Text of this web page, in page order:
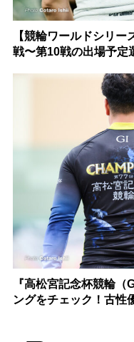
【競輪ワールドシリ
戦〜第10戦の出場予定
『高松宮記念杯競輪
ングをチェック！古性